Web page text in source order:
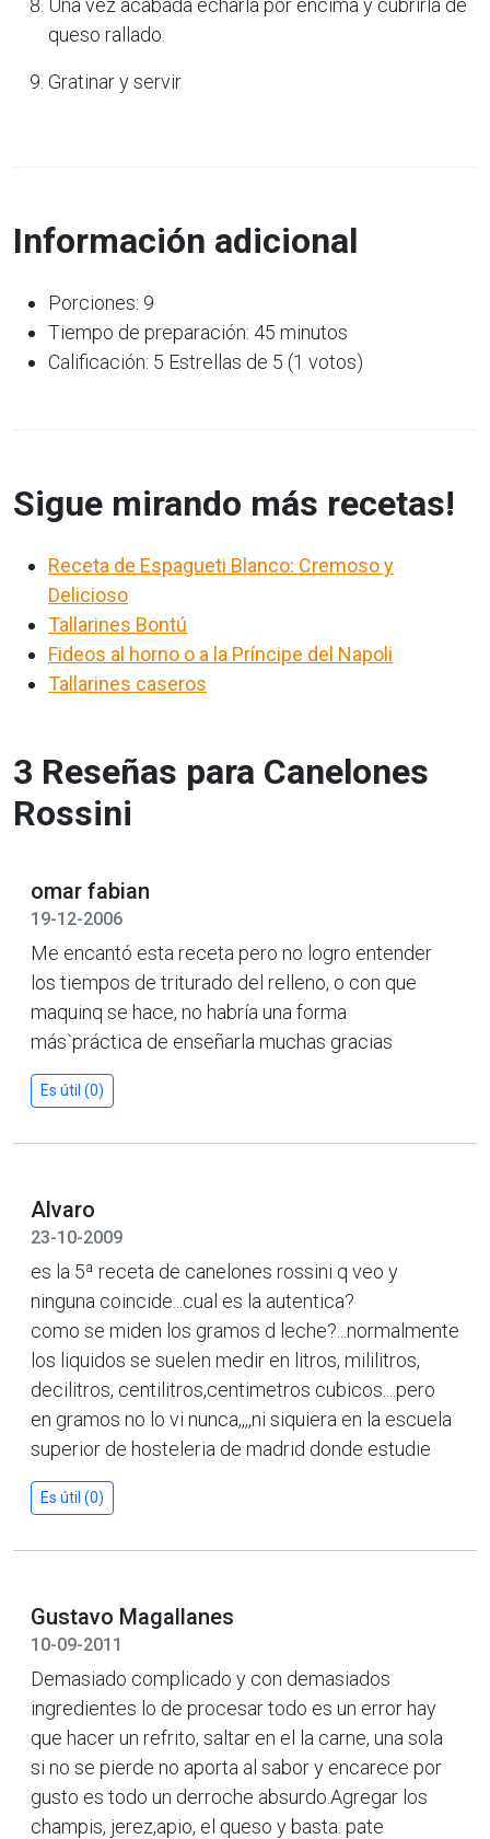
Una vez acabada echarla por encima y cubrirla de
queso rallado.
Gratinar y servir
Información adicional
Porciones: 9
Tiempo de preparación: 45 minutos
Calificación: 5 Estrellas de 5 (1 votos)
Sigue mirando más recetas!
Receta de Espagueti Blanco: Cremoso y
Delicioso
Tallarines Bontú
Fideos al horno o a la Príncipe del Napoli
Tallarines caseros
3 Reseñas para Canelones
Rossini
omar fabian
19-12-2006
Me encantó esta receta pero no logro entender
los tiempos de triturado del relleno, o con que
maquinq se hace, no habría una forma
más`práctica de enseñarla muchas gracias
Es útil (0)
Alvaro
23-10-2009
es la 5ª receta de canelones rossini q veo y
ninguna coincide...cual es la autentica?
como se miden los gramos d leche?...normalmente
los liquidos se suelen medir en litros, mililitros,
decilitros, centilitros,centimetros cubicos....pero
en gramos no lo vi nunca,,,,ni siquiera en la escuela
superior de hosteleria de madrid donde estudie
Es útil (0)
Gustavo Magallanes
10-09-2011
Demasiado complicado y con demasiados
ingredientes lo de procesar todo es un error hay
que hacer un refrito, saltar en el la carne, una sola
si no se pierde no aporta al sabor y encarece por
gusto es todo un derroche absurdo.Agregar los
champis, jerez,apio, el queso y basta. pate